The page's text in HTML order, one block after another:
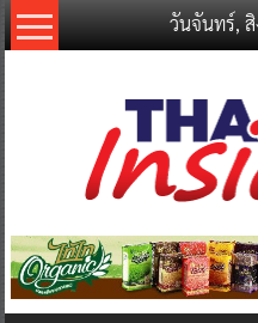
Skip
to
วันจันทร์,
Thailand